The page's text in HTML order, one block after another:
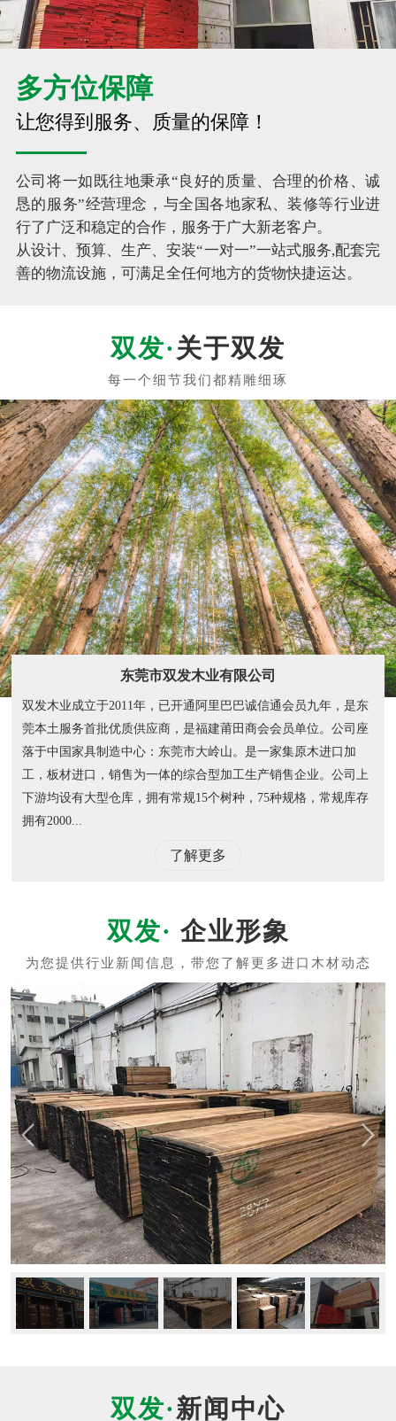
多方位保障
让您得到服务、质量的保障！
公司将一如既往地秉承“良好的质量、合理的价格、诚
恳的服务”经营理念，与全国各地家私、装修等行业进
行了广泛和稳定的合作，服务于广大新老客户。
从设计、预算、生产、安装“一对一”一站式服务,配套完
善的物流设施，可满足全任何地方的货物快捷运达。
关于双发
东莞市双发木业有限公司
双发木业成立于2011年，已开通阿里巴巴诚信通会员九年，是东
莞本土服务首批优质供应商，是福建莆田商会会员单位。公司座
落于中国家具制造中心：东莞市大岭山。是一家集原木进口加
工，板材进口，销售为一体的综合型加工生产销售企业。公司上
下游均设有大型仓库，拥有常规15个树种，75种规格，常规库存
拥有2000...
了解更多
企业形象
新闻中心